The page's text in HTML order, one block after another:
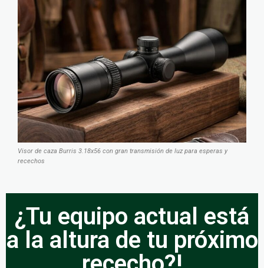
Visor de caza Burris 3.18x56 con gran transmisión de luz para esperas y
recechos
¿Tu equipo actual está
a la altura de tu próximo